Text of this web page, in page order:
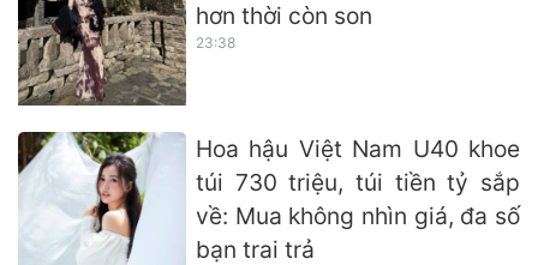
hơn thời còn son
23:38
Hoa hậu Việt Nam U40 khoe
túi 730 triệu, túi tiền tỷ sắp
về: Mua không nhìn giá, đa số
bạn trai trả